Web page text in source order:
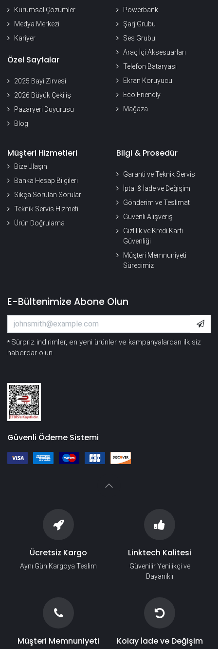
Kurumsal Çözümler
Medya Merkezi
Kariyer
Özel Sayfalar
2025 Bayi Zirvesi
2026 Büyük Çekiliş
Pazaryeri Duyurusu
Blog
Powerbank
Şarj Grubu
Ses Grubu
Araç İçi Aksesuarları
Telefon Bataryası
Ekran Koruyucu
Eco Friendly
Mağaza
Müşteri Hizmetleri
Bize Ulaşın
Banka Hesap Bilgileri
Sıkça Sorulan Sorular
Teknik Servis Hizmeti
Ürün Doğrulama
Bilgi & Prosedür
Garanti ve Teknik Servis
İptal & İade ve Değişim
Gönderim ve Teslimat
Güvenli Alışveriş
Gizlilik ve Kredi Kartı
Güvenliği
Müşteri Memnuniyeti
Sürecimiz
E-Bültenimize Abone Olun
* Sürpriz indirimler, en yeni ürünler ve kampanyalardan ilk siz
haberdar olun.
Güvenli Ödeme Sistemi
Ücretsiz Kargo
Aynı Gün Kargoya Teslim
Linktech Kalitesi
Güvenilir Yenilikçi ve
Dayanıklı
Müşteri Memnuniyeti Kolay İade ve Değişim